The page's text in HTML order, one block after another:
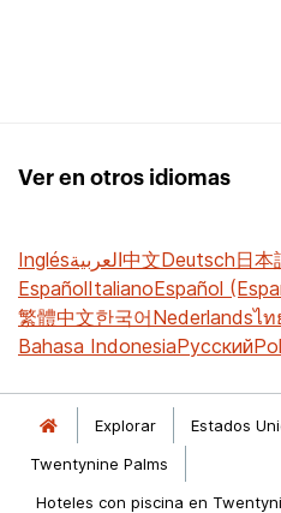
Ver en otros idiomas
Inglésالعربية中文Deutsch日本
EspañolItalianoEspañol
繁體中文한국어Nederlandsไท
Bahasa IndonesiaРусский
Explorar Estados
Twentynine Palms
Hoteles con piscina en